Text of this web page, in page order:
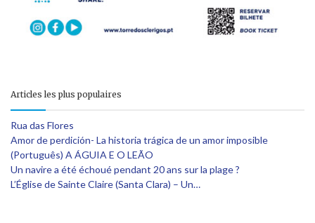
Articles les plus populaires
Rua das Flores
Amor de perdición- La historia trágica de un amor imposible
(Português) A ÁGUIA E O LEÃO
Un navire a été échoué pendant 20 ans sur la plage ?
L’Église de Sainte Claire (Santa Clara) – Un…